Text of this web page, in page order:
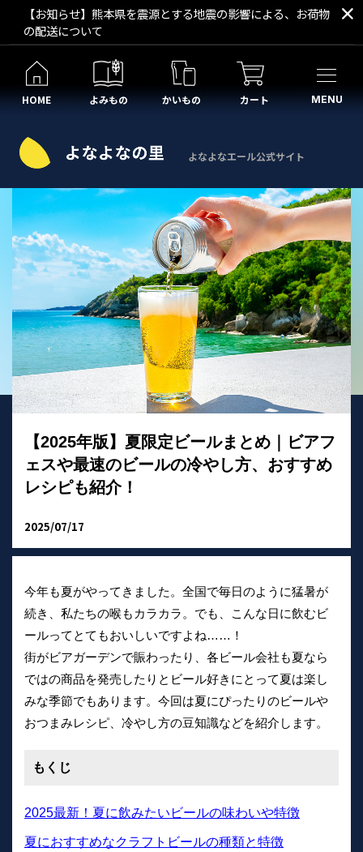
【お知らせ】熊本県を震源とする地震の影響による、お荷物
の配送について
HOME よみもの かいもの カート MENU
よなよなエール公式サイト
【2025年版】夏限定ビールまとめ｜ビアフ
ェスや最速のビールの冷やし方、おすすめ
レシピも紹介！
2025/07/17
今年も夏がやってきました。全国で毎日のように猛暑が
続き、私たちの喉もカラカラ。でも、こんな日に飲むビ
ールってとてもおいしいですよね……！
街がビアガーデンで賑わったり、各ビール会社も夏なら
ではの商品を発売したりとビール好きにとって夏は楽し
みな季節でもあります。今回は夏にぴったりのビールや
おつまみレシピ、冷やし方の豆知識などを紹介します。
もくじ
2025最新！夏に飲みたいビールの味わいや特徴
夏におすすめなクラフトビールの種類と特徴